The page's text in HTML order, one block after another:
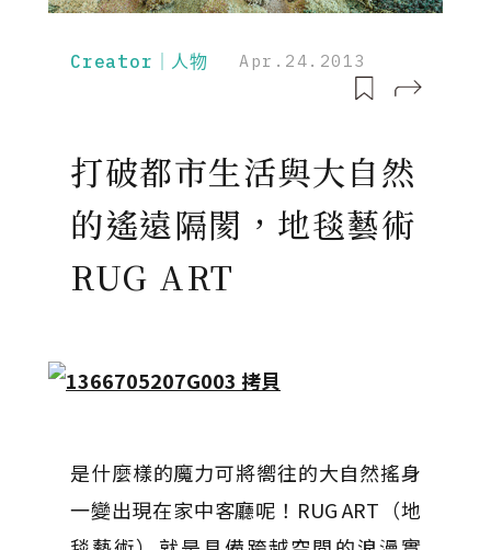
Creator｜人物 Apr.24.2013
打破都市生活與大自然
的遙遠隔閡，地毯藝術
RUG ART
是什麼樣的魔力可將嚮往的大自然搖身
一變出現在家中客廳呢！RUG ART（地